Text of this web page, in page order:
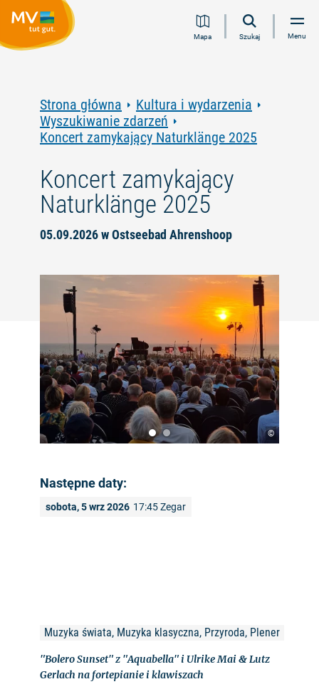
Przejdź
Przejdź
Przejdź
Przejdź
Mapa Szukaj Menu
Strona główna
Kultura i wydarzenia
Wyszukiwanie zdarzeń
Koncert zamykający Naturklänge 2025
Koncert zamykający
Naturklänge 2025
05.09.2026 w Ostseebad Ahrenshoop
©
Następne daty:
sobota, 5 wrz 2026 17:45 Zegar
Muzyka świata, Muzyka klasyczna, Przyroda, Plener
"Bolero Sunset" z "Aquabella" i Ulrike Mai & Lutz
Gerlach na fortepianie i klawiszach